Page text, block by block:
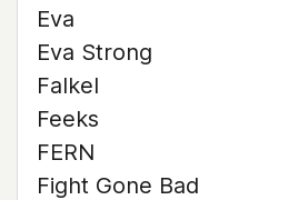
Eva
Eva Strong
Falkel
Feeks
FERN
Fight Gone Bad